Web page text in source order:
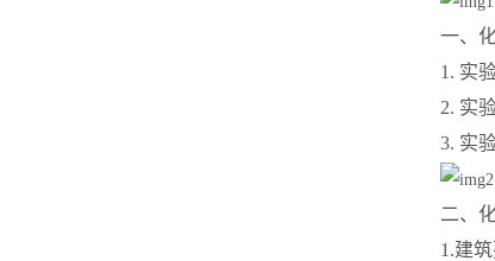
一、
1. 实
2. 实
3. 实
二、
1.建